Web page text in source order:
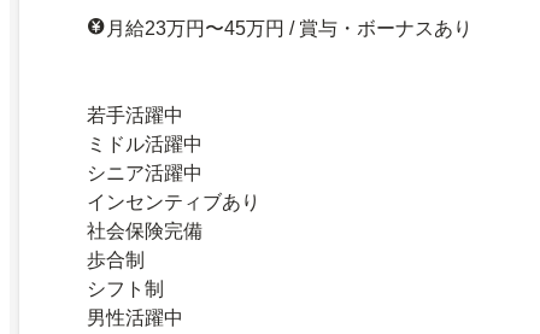
月給23万円〜45万円 / 賞与・ボーナスあり
若手活躍中
ミドル活躍中
シニア活躍中
インセンティブあり
社会保険完備
歩合制
シフト制
男性活躍中